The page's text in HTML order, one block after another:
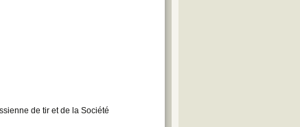
de tir et de la Société